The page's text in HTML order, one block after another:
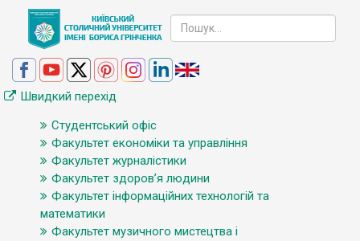
Швидкий перехід
Студентський офіс
Факультет економіки та управління
Факультет журналістики
Факультет здоров’я людини
Факультет інформаційних технологій та
математики
Факультет музичного мистецтва і